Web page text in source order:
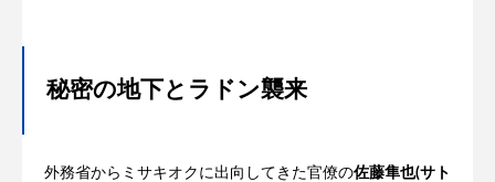
秘密の地下とラドン襲来
外務省からミサキオクに出向してきた官僚の佐藤隼也(サト